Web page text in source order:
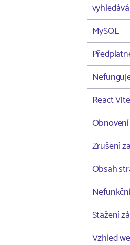
MySQL
React
Zrušení
Obsah
Stažení
Vzhled